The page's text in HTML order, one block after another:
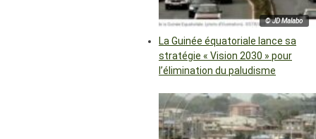
© JD Malabo
La Guinée équatoriale lance sa
stratégie « Vision 2030 » pour
l’élimination du paludisme